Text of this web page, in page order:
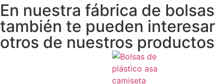
En nuestra fábrica de bolsas
también te pueden interesar
otros de nuestros productos